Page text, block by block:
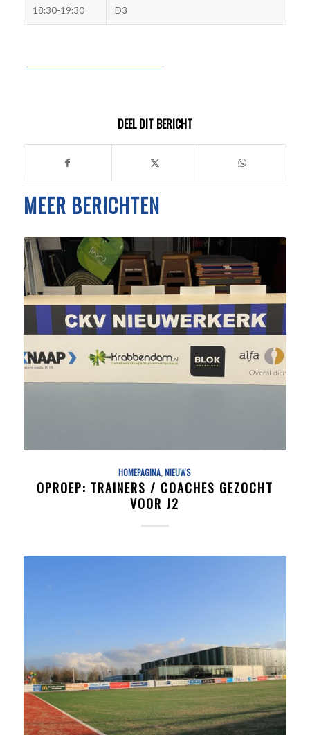
18:30-19:30 D3
DEEL DIT BERICHT
MEER BERICHTEN
HOMEPAGINA,NIEUWS
OPROEP: TRAINERS / COACHES GEZOCHT
VOOR J2